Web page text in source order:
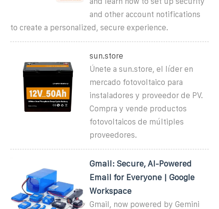
and other account notifications
to create a personalized, secure experience.
sun.store
Únete a sun.store, el líder en
mercado fotovoltaico para
instaladores y proveedor de PV.
Compra y vende productos
fotovoltaicos de múltiples
proveedores.
Gmail: Secure, AI-Powered
Email for Everyone | Google
Workspace
Gmail, now powered by Gemini